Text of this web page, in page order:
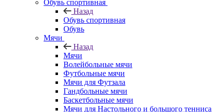
Обувь спортивная
Назад
Обувь спортивная
Обувь
Мячи
Назад
Мячи
Волейбольные мячи
Футбольные мячи
Мячи для Футзала
Гандбольные мячи
Баскетбольные мячи
Мячи для Настольного и большого тенниса